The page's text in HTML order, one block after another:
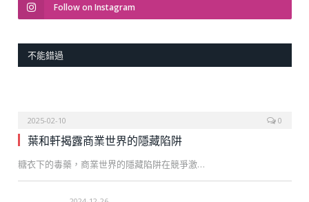
Follow on Instagram
不能錯過
2025-02-10 0
葉和軒揭露商業世界的隱藏陷阱
糖衣下的毒藥，商業世界的隱藏陷阱在競爭激…